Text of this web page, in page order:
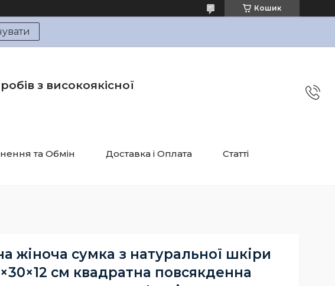
Кошик
з високоякісної
та Обмін Доставка і Оплата Статті
жіноча сумка з натуральної шкіри
см квадратна повсякденна